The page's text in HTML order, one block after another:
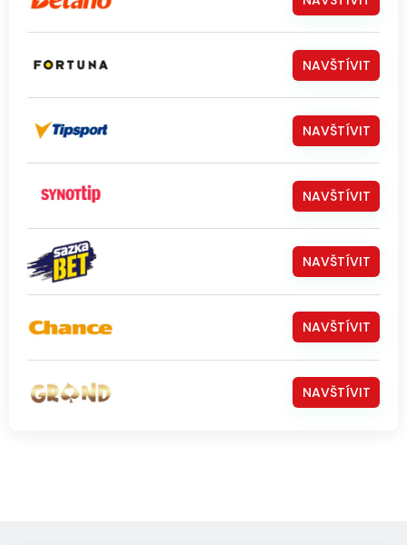
NAVŠTÍVIT
NAVŠTÍVIT
NAVŠTÍVIT
NAVŠTÍVIT
NAVŠTÍVIT
NAVŠTÍVIT